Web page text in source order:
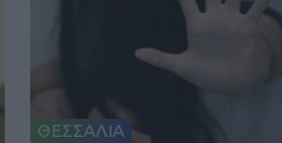
ΘΕΣΣΑΛΙΑ